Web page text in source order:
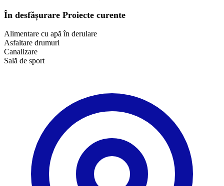
În desfășurare Proiecte curente
Alimentare cu apă în derulare
Asfaltare drumuri
Canalizare
Sală de sport